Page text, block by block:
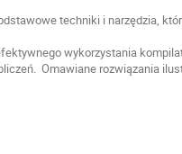
techniki i narzędzia,
wykorzystania
Omawiane rozwiązania